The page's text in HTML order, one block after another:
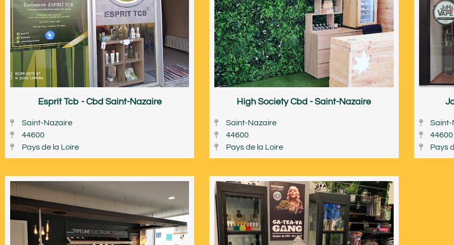
Esprit Tcb - Cbd Saint-Nazaire
Saint-Nazaire
44600
Pays de la Loire
High Society Cbd - Saint-Nazaire
Saint-Nazaire
44600
Pays de la Loire
Saint-
44600
Pays